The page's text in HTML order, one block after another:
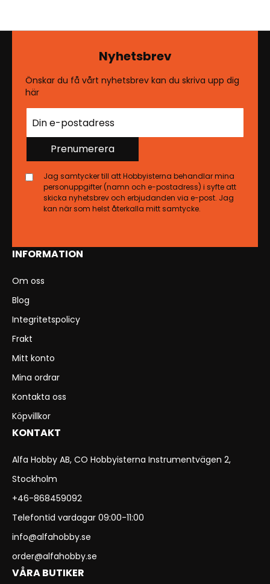
INFORMATION
Om oss
Blog
Integritetspolicy
Frakt
Mitt konto
Mina ordrar
Kontakta oss
Köpvillkor
KONTAKT
Alfa Hobby AB, CO Hobbyisterna Instrumentvägen 2,
Stockholm
+46-868459092
Telefontid vardagar 09:00-11:00
info@alfahobby.se
order@alfahobby.se
VÅRA BUTIKER
Nyhetsbrev
Önskar du få vårt nyhetsbrev kan du skriva upp dig
här
Prenumerera
Jag samtycker till att Hobbyisterna behandlar mina
personuppgifter (namn och e-postadress) i syfte att
skicka nyhetsbrev och erbjudanden via e-post. Jag
kan när som helst återkalla mitt samtycke.